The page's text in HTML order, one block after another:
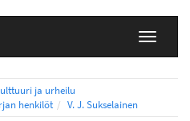
ja urheilu
henkilöt V. J. Sukselainen